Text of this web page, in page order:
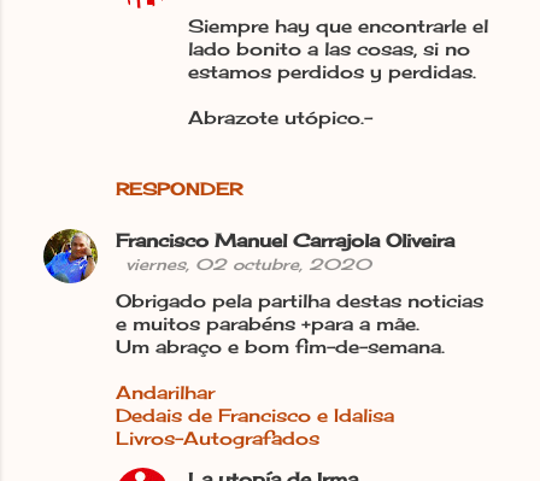
RESPONDER
Siempre hay que encontrarle el
lado bonito a las cosas, si no
estamos perdidos y perdidas.
Abrazote utópico.-
Francisco Manuel Carrajola Oliveira
viernes, 02 octubre, 2020
Obrigado pela partilha destas noticias
e muitos parabéns +para a mãe.
Um abraço e bom fim-de-semana.
Andarilhar
Dedais de Francisco e Idalisa
Livros-Autografados